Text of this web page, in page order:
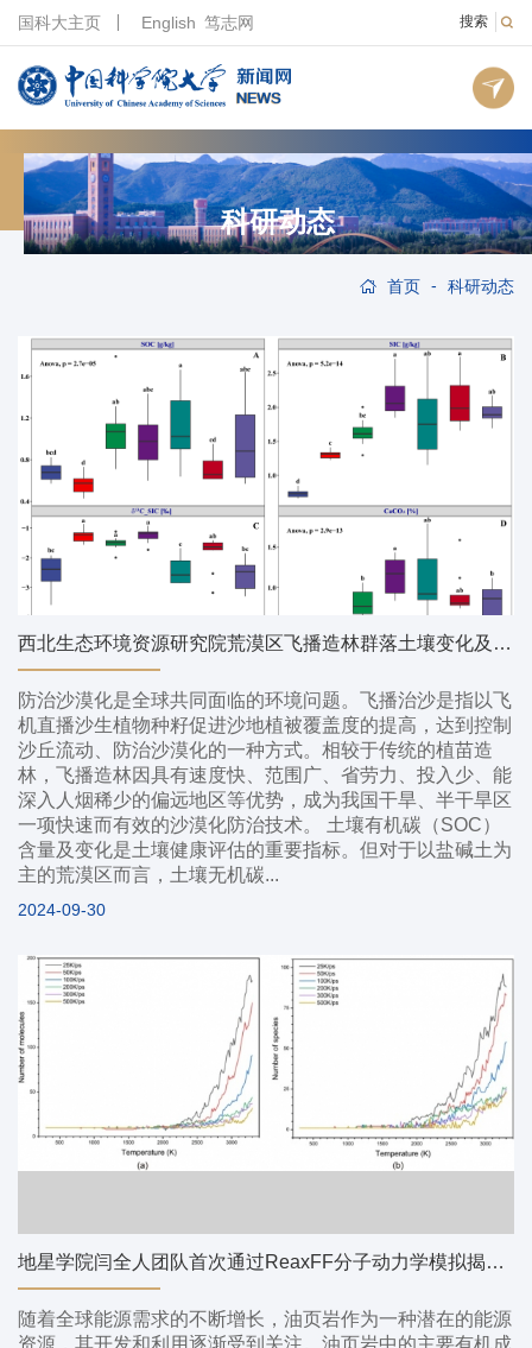
搜索
国科大主页 English 笃志网
科研动态
首页 - 科研动态
西北生态环境资源研究院荒漠区飞播造林群落土壤变化及交互作用研究获系列进展
防治沙漠化是全球共同面临的环境问题。飞播治沙是指以飞
机直播沙生植物种籽促进沙地植被覆盖度的提高，达到控制
沙丘流动、防治沙漠化的一种方式。相较于传统的植苗造
林，飞播造林因具有速度快、范围广、省劳力、投入少、能
深入人烟稀少的偏远地区等优势，成为我国干旱、半干旱区
一项快速而有效的沙漠化防治技术。 土壤有机碳（SOC）
含量及变化是土壤健康评估的重要指标。但对于以盐碱土为
主的荒漠区而言，土壤无机碳...
2024-09-30
地星学院闫全人团队首次通过ReaxFF分子动力学模拟揭示四川盆地龙马溪型II类油页岩热解机制
随着全球能源需求的不断增长，油页岩作为一种潜在的能源